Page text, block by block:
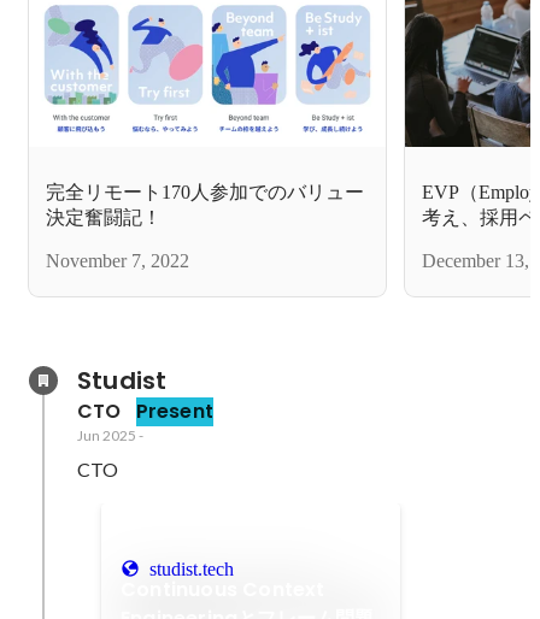
完全リモート170人参加でのバリュー
決定奮闘記！
November 7, 2022
EVP（
考え、採用
December 13,
Studist
CTO Present
Jun 2025 -
CTO
studist.tech